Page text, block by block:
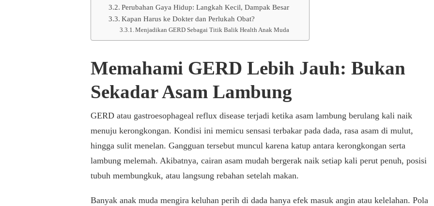
Perubahan Gaya Hidup: Langkah Kecil, Dampak Besar
Kapan Harus ke Dokter dan Perlukah Obat?
Menjadikan GERD Sebagai Titik Balik Health Anak Muda
Memahami GERD Lebih Jauh: Bukan
Sekadar Asam Lambung
GERD atau gastroesophageal reflux disease terjadi ketika asam lambung berulang kali naik
menuju kerongkongan. Kondisi ini memicu sensasi terbakar pada dada, rasa asam di mulut,
hingga sulit menelan. Gangguan tersebut muncul karena katup antara kerongkongan serta
lambung melemah. Akibatnya, cairan asam mudah bergerak naik setiap kali perut penuh, posisi
tubuh membungkuk, atau langsung rebahan setelah makan.
Banyak anak muda mengira keluhan perih di dada hanya efek masuk angin atau kelelahan. Pola